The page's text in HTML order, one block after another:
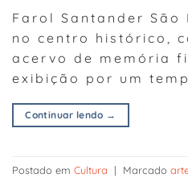
Farol Santander São
no centro histórico,
acervo de memória
exibição por um
Continuar lendo →
Postado em Cultura | Marcado